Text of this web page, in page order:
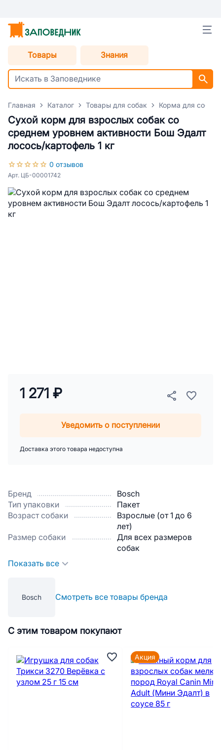
Товары Знания
Главная Каталог Товары для собак Корма для собак
Сухой корм для взрослых собак со
среднем уровнем активности Бош Эдалт
лосось/картофель 1 кг
0 отзывов
Арт. ЦБ-00001742
Бренд
Bosch
Тип упаковки
Пакет
Возраст собаки
Взрослые (от 1 до 6
лет)
Размер собаки
Для всех размеров
собак
Показать все
Bosch Смотреть все товары бренда
1 271 ₽
Уведомить о поступлении
Доставка этого товара недоступна
С этим товаром покупают
Акция